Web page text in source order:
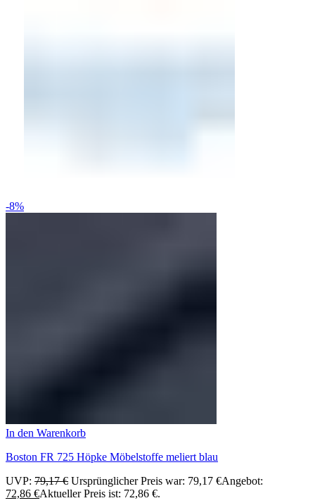
-8%
In den Warenkorb
Boston FR 725 Höpke Möbelstoffe meliert blau
UVP: 79,17€ Ursprünglicher Preis war: 79,17 €Angebot:
72,86 €Aktueller Preis ist: 72,86 €.